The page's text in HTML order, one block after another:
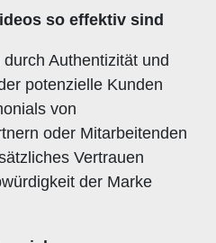
so effektiv sind
Authentizität und
potenzielle Kunden
von
oder Mitarbeitenden
Vertrauen
der Marke